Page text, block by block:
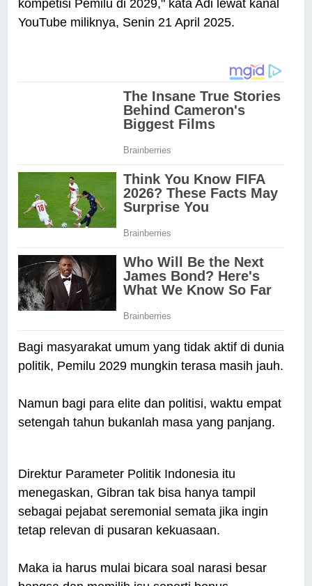
kompetisi Pemilu di 2029," kata Adi lewat kanal
YouTube miliknya, Senin 21 April 2025.
Bagi masyarakat umum yang tidak aktif di dunia
politik, Pemilu 2029 mungkin terasa masih jauh.
Namun bagi para elite dan politisi, waktu empat
setengah tahun bukanlah masa yang panjang.
Direktur Parameter Politik Indonesia itu
menegaskan, Gibran tak bisa hanya tampil
sebagai pejabat seremonial semata jika ingin
tetap relevan di pusaran kekuasaan.
Maka ia harus mulai bicara soal narasi besar